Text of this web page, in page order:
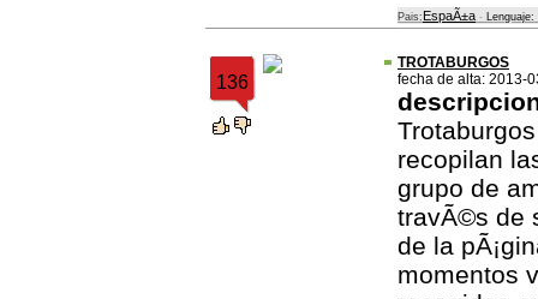
Pais: EspaÃ±a - Lenguaje:
136
TROTABURGOS
fecha de alta: 2013-
recopilan
grupo de
travÃ©s de
de la
momentos